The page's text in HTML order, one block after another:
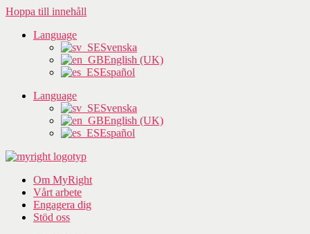
Hoppa till innehåll
Language
Svenska
English (UK)
Español
Language
Svenska
English (UK)
Español
Om MyRight
Vårt arbete
Engagera dig
Stöd oss